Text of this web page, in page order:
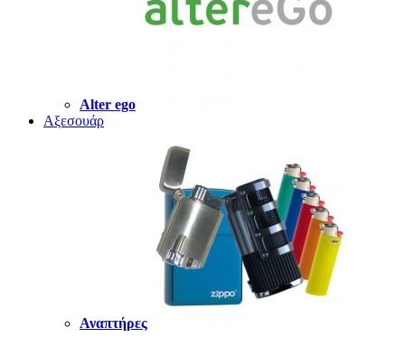
Alter ego
Αξεσουάρ
Αναπτήρες